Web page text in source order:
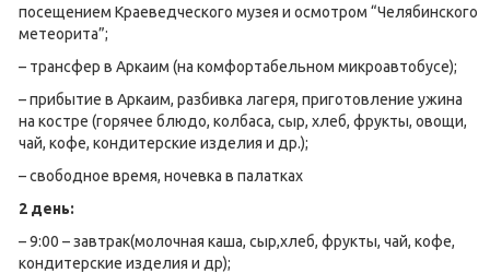
посещением Краеведческого музея и осмотром “Челябинского
метеорита”;
– трансфер в Аркаим (на комфортабельном микроавтобусе);
– прибытие в Аркаим, разбивка лагеря, приготовление ужина
на костре (горячее блюдо, колбаса, сыр, хлеб, фрукты, овощи,
чай, кофе, кондитерские изделия и др.);
– свободное время, ночевка в палатках
2 день:
– 9:00 – завтрак(молочная каша, сыр,хлеб, фрукты, чай, кофе,
кондитерские изделия и др);